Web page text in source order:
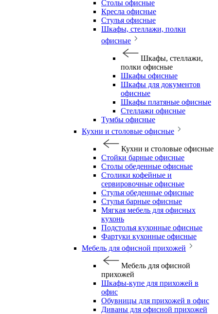
Столы офисные
Кресла офисные
Стулья офисные
Шкафы, стеллажи, полки
офисные
Шкафы, стеллажи,
полки офисные
Шкафы офисные
Шкафы для документов
офисные
Шкафы платяные офисные
Стеллажи офисные
Тумбы офисные
Кухни и столовые офисные
Кухни и столовые офисные
Стойки барные офисные
Столы обеденные офисные
Столики кофейные и
сервировочные офисные
Стулья обеденные офисные
Стулья барные офисные
Мягкая мебель для офисных
кухонь
Подстолья кухонные офисные
Фартуки кухонные офисные
Мебель для офисной прихожей
Мебель для офисной
прихожей
Шкафы-купе для прихожей в
офис
Обувницы для прихожей в офис
Диваны для офисной прихожей